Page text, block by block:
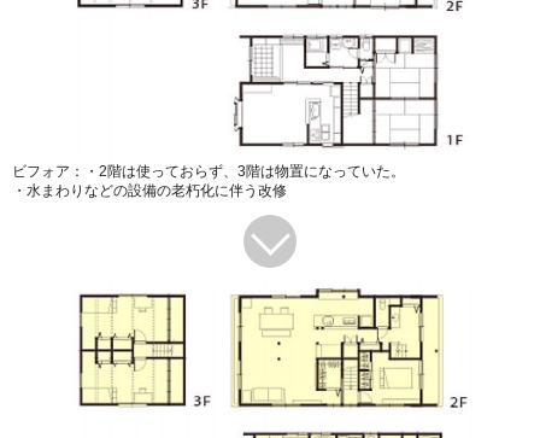
ビフォア：・2階は使っておらず、3階は物置になっていた。
・水まわりなどの設備の老朽化に伴う改修